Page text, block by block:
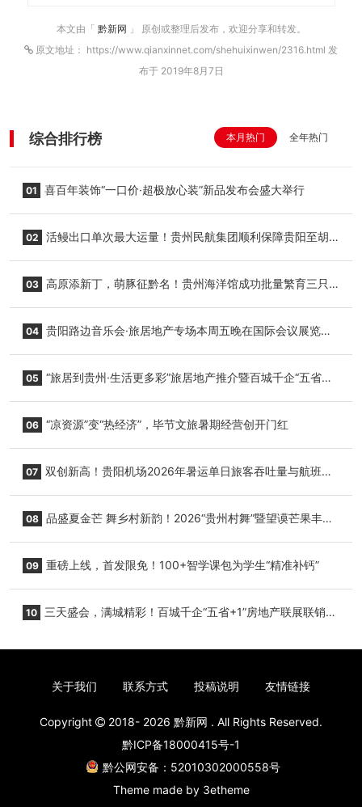
本文由「 黔新网 」 原创或整理后发布，欢迎分享和转发。
原文地址： https://www.qianxinnet.com/shehuixinwen/2316.html 发
布于 2019年8月7日
综合排行榜 本月热门 全年热门
01 喜百年装饰“一口价·超极放心装”新品发布会盛大举行
02 活鳗出口单次最大运量！贵州民航集团顺利保障贵阳至胡
03 高原添新丁，萌豚征黔名！贵州海洋馆成功批量繁育三只
04 贵阳路边音乐会·旅居地产专场本周五晚在国际会议展览中
05 “旅居到贵州·生活更多彩”旅居地产推介暨百城千企“五省
06 “凉资源”变“热经济”，毕节文旅暑期经营创开门红
07 双创新高！贵阳机场2026年暑运单日旅客吞吐量与航班起
08 品盛夏金芒 舞乡村新韵！2026“贵州村舞”暨望谟芒果丰收
09 重磅上线，首发限免！100+智学课包为学生“精准补钙”
10 三天盛会，满城精彩！百城千企“五省+1”房地产联展联销活
关于我们 联系方式 投稿说明 友情链接
Copyright 2018- 2026 黔新网 . All Rights Reserved.
黔ICP备18000415号-1
黔公网安备：52010302000558号
Theme made by 3etheme